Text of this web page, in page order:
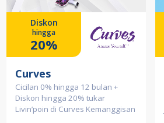
Diskon
hingga
20%
Curves
Cicilan 0% hingga 12 bulan +
Diskon hingga 20% tukar
Livin’poin di Curves Kemanggisan